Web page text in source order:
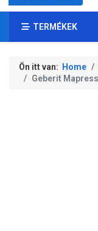
TERMÉKEK
Ön itt van: Home
Geberit